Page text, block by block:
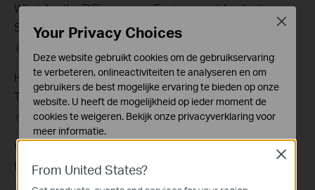
What Are the Differences in Features and Application
Scenarios Among Various Series Switches
How to Test the Jumbo Frame Pass-Through Feature on
TP-Link Switches
07-31-2026 287587 views
Why Are the Ethernet LED Indicators Off on My TP-Link
Unmanaged Switch?
07-17-2026 415708 views
From United States?
Close
Your Privacy Choices
Deze website gebruikt cookies om de gebruikservaring
te verbeteren, onlineactiviteiten te analyseren en om
gebruikers de best mogelijke ervaring te bieden op onze
website. U heeft de mogelijkheid op ieder moment de
cookies te weigeren. Bekijk onze privacyverklaringvoor
meer informatie.
Deze cookies zijn noodzakelijk voor de werking van de
website en kunnen niet worden uitgeschakeld.
Close